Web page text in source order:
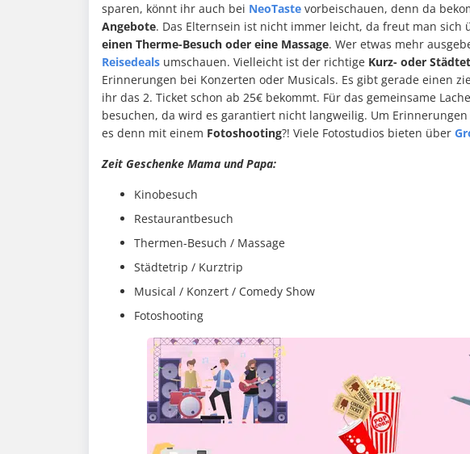
sparen, könnt ihr auch bei NeoTaste vorbeischauen, denn da
Angebote. Das Elternsein ist nicht immer leicht, da freut man sich
einen Therme-Besuch oder eine Massage. Wer etwas mehr
Reisedeals umschauen. Vielleicht ist der richtige Kurz- oder
Erinnerungen bei Konzerten oder Musicals. Es gibt gerade einen
ihr das 2. Ticket schon ab 25€ bekommt. Für das gemeinsame
besuchen, da wird es garantiert nicht langweilig. Um
es denn mit einem Fotoshooting?! Viele Fotostudios bieten über
Zeit Geschenke Mama und Papa:
Kinobesuch
Restaurantbesuch
Thermen-Besuch / Massage
Städtetrip / Kurztrip
Musical / Konzert / Comedy Show
Fotoshooting